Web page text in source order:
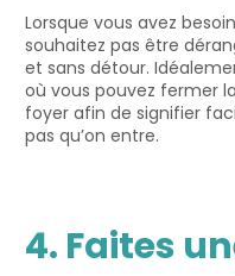
Lorsque vous avez
souhaitez pas être
et sans détour.
où vous pouvez fermer
foyer afin de signifier
pas qu’on entre.
4. Faites